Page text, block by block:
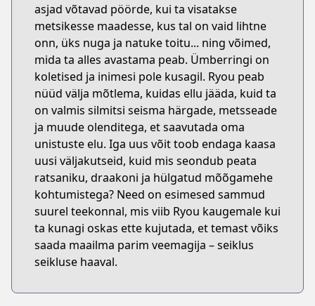
asjad võtavad pöörde, kui ta visatakse
metsikesse maadesse, kus tal on vaid lihtne
onn, üks nuga ja natuke toitu... ning võimed,
mida ta alles avastama peab. Ümberringi on
koletised ja inimesi pole kusagil. Ryou peab
nüüd välja mõtlema, kuidas ellu jääda, kuid ta
on valmis silmitsi seisma härgade, metsseade
ja muude olenditega, et saavutada oma
unistuste elu. Iga uus võit toob endaga kaasa
uusi väljakutseid, kuid mis seondub peata
ratsaniku, draakoni ja hülgatud mõõgamehe
kohtumistega? Need on esimesed sammud
suurel teekonnal, mis viib Ryou kaugemale kui
ta kunagi oskas ette kujutada, et temast võiks
saada maailma parim veemagija – seiklus
seikluse haaval.